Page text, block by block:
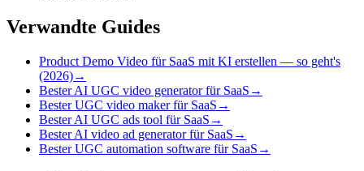
Verwandte Guides
Product Demo Video für SaaS mit KI erstellen — so geht's
(2026)→
Bester AI UGC video generator für SaaS →
Bester UGC video maker für SaaS →
Bester AI UGC ads tool für SaaS →
Bester AI video ad generator für SaaS →
Bester UGC automation software für SaaS →